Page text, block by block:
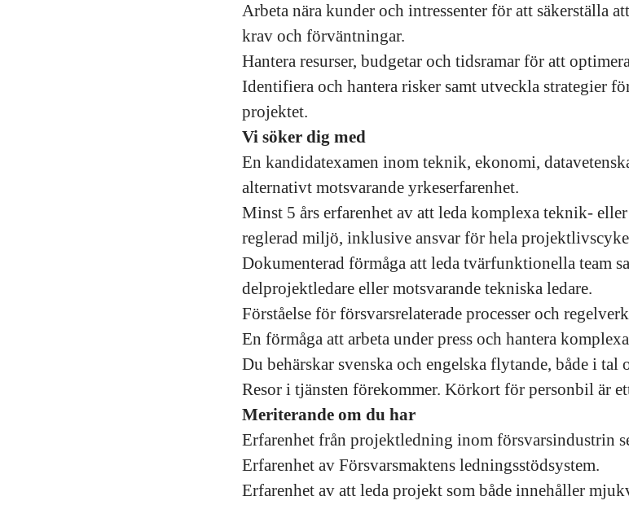
Arbeta nära kunder och intressenter för att säkerställa
krav och förväntningar.
Hantera resurser, budgetar och tidsramar för att
Identifiera och hantera risker samt utveckla strategier
projektet.
Vi söker dig med
En kandidatexamen inom teknik, ekonomi,
alternativt motsvarande yrkeserfarenhet.
Minst 5 års erfarenhet av att leda komplexa teknik-
reglerad miljö, inklusive ansvar för hela
Dokumenterad förmåga att leda tvärfunktionella team
delprojektledare eller motsvarande tekniska ledare.
Förståelse för försvarsrelaterade processer och
En förmåga att arbeta under press och hantera
Du behärskar svenska och engelska flytande, både i tal
Resor i tjänsten förekommer. Körkort för personbil är
Meriterande om du har
Erfarenhet från projektledning inom försvarsindustrin
Erfarenhet av Försvarsmaktens ledningsstödsystem.
Erfarenhet av att leda projekt som både innehåller